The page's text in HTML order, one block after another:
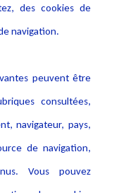
des cookies de
navigation.
peuvent être
consultées,
navigateur, pays,
de navigation,
Vous pouvez